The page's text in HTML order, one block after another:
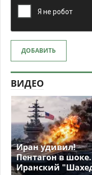
ДОБАВИТЬ
ВИДЕО
Иран удивил!
Пентагон в шоке.
Иранский